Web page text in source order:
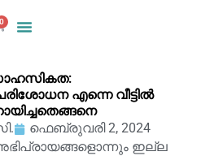
0
എന്നെ വീട്ടിൽ
ഫെബ്രുവരി 2, 2024
ഇല്ല